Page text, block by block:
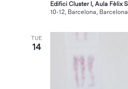
Edifici Cluster I, Aula Fèlix
10-12, Barcelona,
TUE
14